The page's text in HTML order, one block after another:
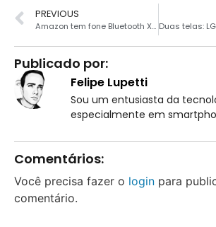
PREVIOUS
Amazon tem fone Bluetooth Xiaomi AirDots por R$ 98
Publicado por:
Felipe Lupetti
Sou um entusiasta da
especialmente em
Comentários:
Você precisa fazer o login para
comentário.